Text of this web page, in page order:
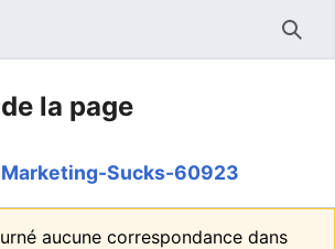
la page
Sucks-60923
aucune correspondance dans